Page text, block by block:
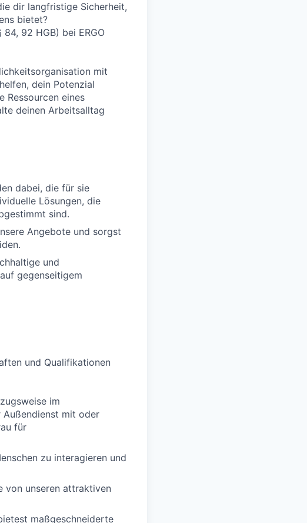
dir langfristige Sicherheit,
bietet?
92 HGB) bei ERGO
mit
dein Potenzial
Ressourcen eines
deinen Arbeitsalltag
dabei, die für sie
Lösungen, die
sind.
Angebote und sorgst
und
gegenseitigem
und Qualifikationen
im
Außendienst mit oder
für
zu interagieren und
von unseren attraktiven
maßgeschneiderte